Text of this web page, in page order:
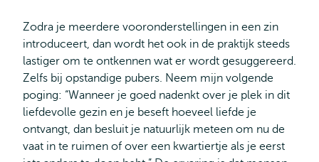
Zodra je meerdere vooronderstellingen in een zin
introduceert, dan wordt het ook in de praktijk steeds
lastiger om te ontkennen wat er wordt gesuggereerd.
Zelfs bij opstandige pubers. Neem mijn volgende
poging: “Wanneer je goed nadenkt over je plek in dit
liefdevolle gezin en je beseft hoeveel liefde je
ontvangt, dan besluit je natuurlijk meteen om nu de
vaat in te ruimen of over een kwartiertje als je eerst